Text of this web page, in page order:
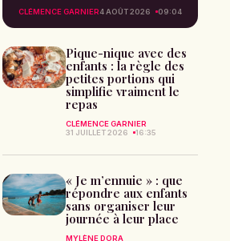
CLÉMENCE GARNIER4 AOÛT 2026 09:04
Pique-nique avec des
enfants : la règle des
petites portions qui
simplifie vraiment le
repas
CLÉMENCE GARNIER
31 JUILLET 2026
16:35
« Je m’ennuie » : que
répondre aux enfants
sans organiser leur
journée à leur place
MYLÈNE DORA